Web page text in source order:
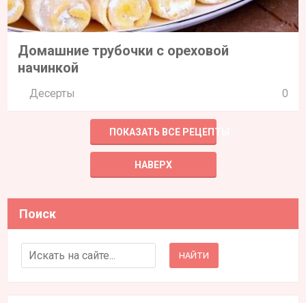
Домашние трубочки с ореховой
начинкой
Десерты 0
ПОКАЗАТЬ ВСЕ РЕЦЕПТЫ
НАВЕРХ
Поиск
Search for: